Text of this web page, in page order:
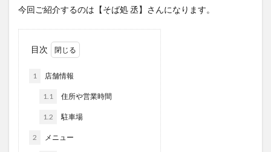
今回ご紹介するのは【そば処 丞】さんになります。
目次
1 店舗情報
1.1 住所や営業時間
1.2 駐車場
2 メニュー